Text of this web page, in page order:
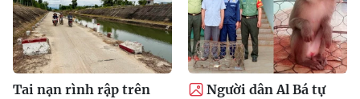
Tai nạn rình rập trên
Người dân Al Bá tự